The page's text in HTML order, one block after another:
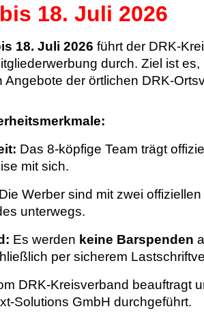
18. Juli 2026
18. Juli 2026 führt der DRK-
durch. Ziel ist
Angebote der örtlichen DRK-
Das 8-köpfige Team trägt
mit sich.
Die Werber sind mit zwei
unterwegs.
Es werden keine Barspenden
per sicherem
DRK-Kreisverband beauftragt
Solutions GmbH durchgeführt.